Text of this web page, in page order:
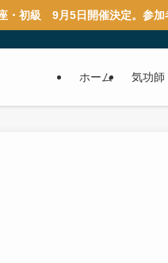
・初級 9月5日開催決定。参加
ホーム 気功師